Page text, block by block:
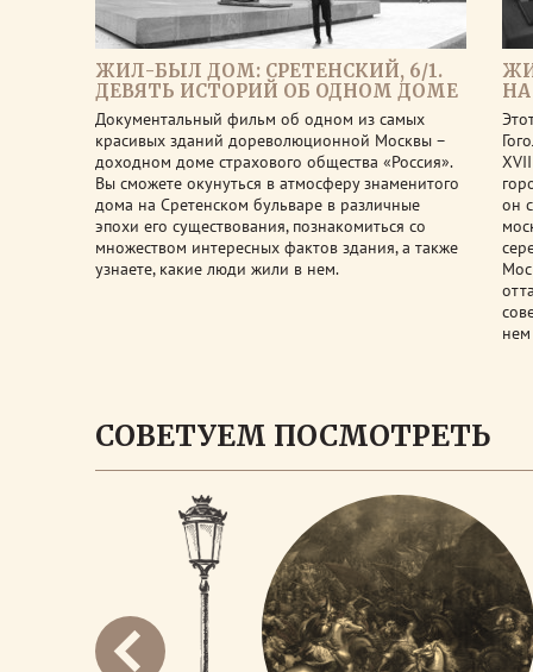
ЖИЛ-БЫЛ ДОМ: СРЕТЕНСКИЙ, 6/1.
ДЕВЯТЬ ИСТОРИЙ ОБ ОДНОМ ДОМЕ
Документальный фильм об одном из самых
красивых зданий дореволюционной Москвы –
доходном доме страхового общества «Россия».
Вы сможете окунуться в атмосферу знаменитого
дома на Сретенском бульваре в различные
эпохи его существования, познакомиться со
множеством интересных фактов здания, а также
узнаете, какие люди жили в нем.
он
СОВЕТУЕМ ПОСМОТРЕТЬ